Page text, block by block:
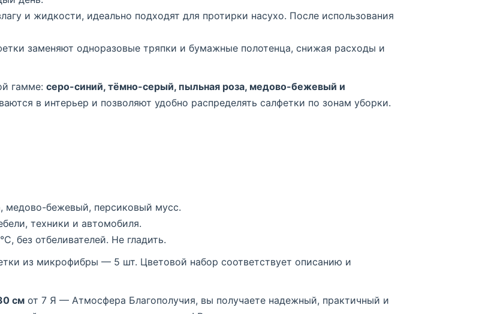
и жидкости, идеально подходят для протирки насухо. После использования
заменяют одноразовые тряпки и бумажные полотенца, снижая расходы и
гамме: серо-синий, тёмно-серый, пыльная роза, медово-бежевый и
в интерьер и позволяют удобно распределять салфетки по зонам уборки.
медово-бежевый, персиковый мусс.
техники и автомобиля.
без отбеливателей. Не гладить.
из микрофибры — 5 шт. Цветовой набор соответствует описанию и
см от 7 Я — Атмосфера Благополучия, вы получаете надежный, практичный и